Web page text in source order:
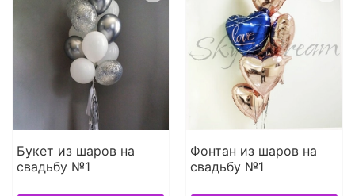
Букет из шаров на
свадьбу №1
Фонтан из шаров на
свадьбу №1